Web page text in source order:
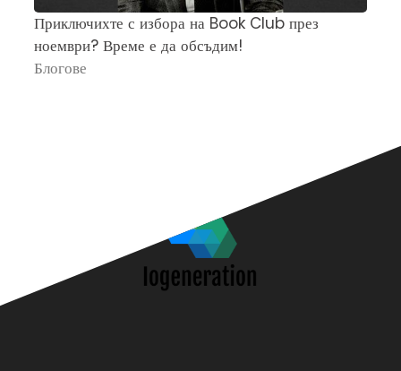
Приключихте с избора на Book Club през
ноември? Време е да обсъдим!
Блогове